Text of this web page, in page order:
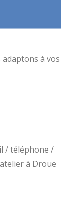
adaptons à vos
/ téléphone /
à Droue